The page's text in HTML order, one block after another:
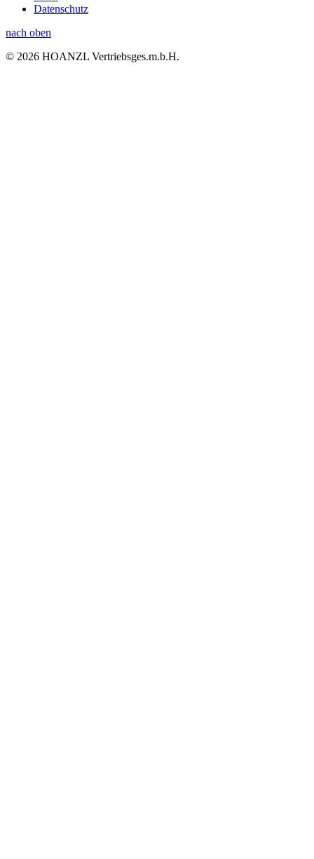
Datenschutz
nach oben
© 2026 HOANZL Vertriebsges.m.b.H.